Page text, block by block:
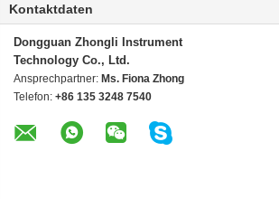
Kontaktdaten
Dongguan Zhongli Instrument
Technology Co., Ltd.
Ansprechpartner: Ms. Fiona Zhong
Telefon: +86 135 3248 7540